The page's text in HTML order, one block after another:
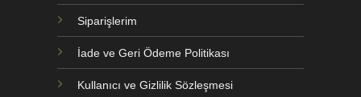
Siparişlerim
İade ve Geri Ödeme Politikası
Kullanıcı ve Gizlilik Sözleşmesi